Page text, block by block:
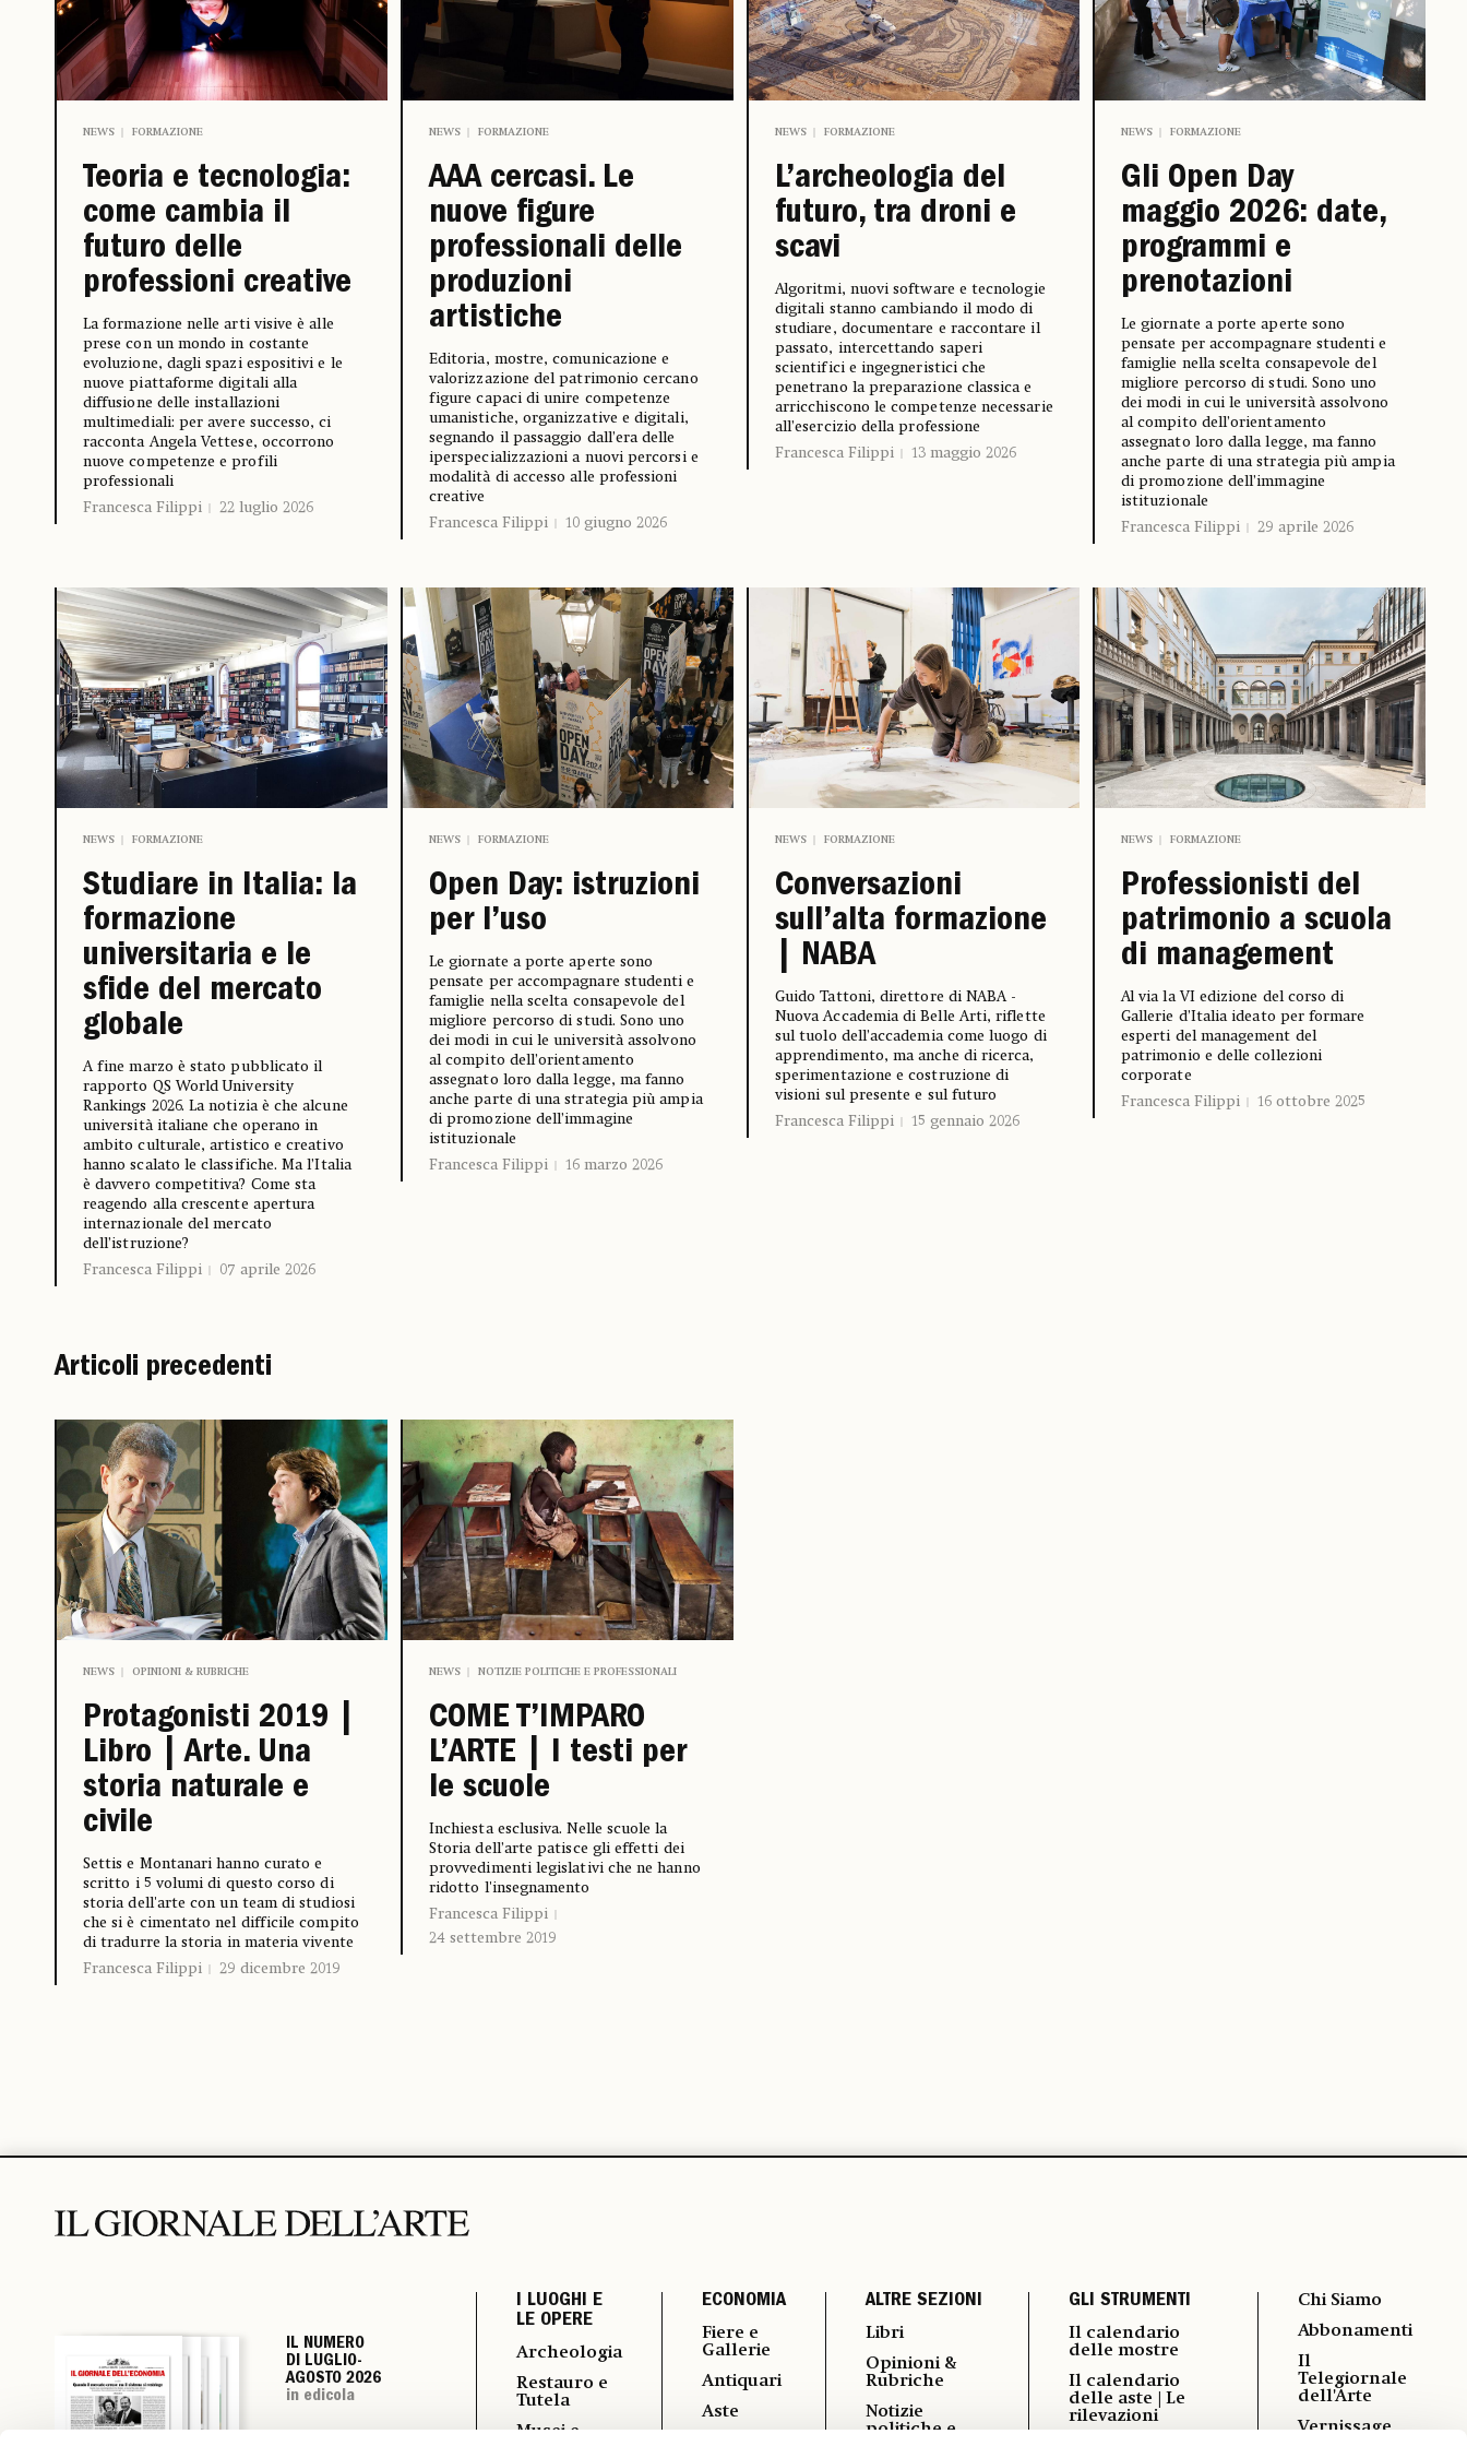
NEWS FORMAZIONE
Teoria e tecnologia:
come cambia il
futuro delle
professioni creative
La formazione nelle arti visive è alle
prese con un mondo in costante
evoluzione, dagli spazi espositivi e le
nuove piattaforme digitali alla
diffusione delle installazioni
multimediali: per avere successo, ci
racconta Angela Vettese, occorrono
nuove competenze e profili
professionali
Francesca Filippi
22 luglio 2026
NEWS FORMAZIONE
AAA cercasi. Le
nuove figure
professionali delle
produzioni
artistiche
Editoria, mostre, comunicazione e
valorizzazione del patrimonio cercano
figure capaci di unire competenze
umanistiche, organizzative e digitali,
segnando il passaggio dall’era delle
iperspecializzazioni a nuovi percorsi e
modalità di accesso alle professioni
creative
Francesca Filippi
10 giugno 2026
NEWS FORMAZIONE
L’archeologia del
futuro, tra droni e
scavi
Algoritmi, nuovi software e tecnologie
digitali stanno cambiando il modo di
studiare, documentare e raccontare il
passato, intercettando saperi
scientifici e ingegneristici che
penetrano la preparazione classica e
arricchiscono le competenze necessarie
all’esercizio della professione
Francesca Filippi
13 maggio 2026
NEWS FORMAZIONE
Gli Open Day
maggio 2026: date,
programmi e
prenotazioni
Le giornate a porte aperte sono
pensate per accompagnare studenti e
famiglie nella scelta consapevole del
migliore percorso di studi. Sono uno
dei modi in cui le università assolvono
al compito dell’orientamento
assegnato loro dalla legge, ma fanno
anche parte di una strategia più ampia
di promozione dell’immagine
istituzionale
Francesca Filippi
29 aprile 2026
NEWS FORMAZIONE
Studiare in Italia: la
formazione
universitaria e le
sfide del mercato
globale
A fine marzo è stato pubblicato il
rapporto QS World University
Rankings 2026. La notizia è che alcune
università italiane che operano in
ambito culturale, artistico e creativo
hanno scalato le classifiche. Ma l’Italia
è davvero competitiva? Come sta
reagendo alla crescente apertura
internazionale del mercato
dell’istruzione?
Francesca Filippi
07 aprile 2026
NEWS FORMAZIONE
Open Day: istruzioni
per l’uso
Le giornate a porte aperte sono
pensate per accompagnare studenti e
famiglie nella scelta consapevole del
migliore percorso di studi. Sono uno
dei modi in cui le università assolvono
al compito dell’orientamento
assegnato loro dalla legge, ma fanno
anche parte di una strategia più ampia
di promozione dell’immagine
istituzionale
Francesca Filippi
16 marzo 2026
NEWS FORMAZIONE
Conversazioni
sull’alta formazione
| NABA
Guido Tattoni, direttore di NABA -
Nuova Accademia di Belle Arti, riflette
sul tuolo dell’accademia come luogo di
apprendimento, ma anche di ricerca,
sperimentazione e costruzione di
visioni sul presente e sul futuro
Francesca Filippi
15 gennaio 2026
NEWS FORMAZIONE
Professionisti del
patrimonio a scuola
di management
Al via la VI edizione del corso di
Gallerie d’Italia ideato per formare
esperti del management del
patrimonio e delle collezioni
corporate
Francesca Filippi
16 ottobre 2025
Articoli precedenti
NEWS OPINIONI & RUBRICHE
Protagonisti 2019 |
Libro | Arte. Una
storia naturale e
civile
Settis e Montanari hanno curato e
scritto i 5 volumi di questo corso di
storia dell'arte con un team di studiosi
che si è cimentato nel difficile compito
di tradurre la storia in materia vivente
Francesca Filippi
29 dicembre 2019
NEWS NOTIZIE POLITICHE E PROFESSIONALI
COME T’IMPARO
L’ARTE | I testi per
le scuole
Inchiesta esclusiva. Nelle scuole la
Storia dell’arte patisce gli effetti dei
provvedimenti legislativi che ne hanno
ridotto l'insegnamento
Francesca Filippi
24 settembre 2019
IL NUMERO
DI LUGLIO-
AGOSTO 2026
in edicola
IL NUMERO
DI LUGLIO-
AGOSTO 2026
in edicola
IL NUMERO
DI LUGLIO-
AGOSTO 2026
in edicola
IL NUMERO
DI LUGLIO-
AGOSTO 2026
in edicola
I LUOGHI E
LE OPERE
Archeologia
Restauro e
Tutela
Musei e
ECONOMIA
Fiere e
Gallerie
Antiquari
Aste
ALTRE SEZIONI
Libri
Opinioni &
Rubriche
Notizie
politiche e
GLI STRUMENTI
Il calendario
delle mostre
Il calendario
delle aste | Le
rilevazioni
Chi Siamo
Abbonamenti
Il
Telegiornale
dell'Arte
Vernissage